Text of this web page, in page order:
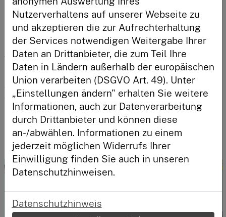
Anmelden
Neu hier?
Registriere dich und habe deinen Lernstand immer im
Blick.
Registrieren
Der Begriff hierfür heißt Crowdsourcing. Doch was
ist das genau? Crowdsourcing setzt sich aus den
Begriffen „Outsourcen“ und „Crowd“ zusammen. Es
geht dabei darum, bestimmte Aufgaben oder
Unternehmensprozesse an eine Gruppe freiwilliger
User oder gezielt an eine Online-Community
auszulagern, um das Wissen Vieler – oft spricht man
auch von der Schwarmintelligenz – zu nutzen und
Projekte oder Ideen umzusetzen. Die Ziele sind meist,
neue Service- oder Produktideen zu generieren,
konkrete Probleme zu lösen oder eine
Entscheidungsfindung voranzutreiben.
Nutzerverhaltens auf unserer Webseite zu
und akzeptieren die zur Aufrechterhaltung
der Services notwendigen Weitergabe Ihrer
Daten an Drittanbieter, die zum Teil Ihre
Daten in Ländern außerhalb der europäischen
Union verarbeiten (DSGVO Art. 49). Unter
„Einstellungen ändern" erhalten Sie weitere
Informationen, auch zur Datenverarbeitung
durch Drittanbieter und können diese
an-/abwählen. Informationen zu einem
jederzeit möglichen Widerrufs Ihrer
Einwilligung finden Sie auch in unseren
Datenschutzhinweisen.
Datenschutzhinweis